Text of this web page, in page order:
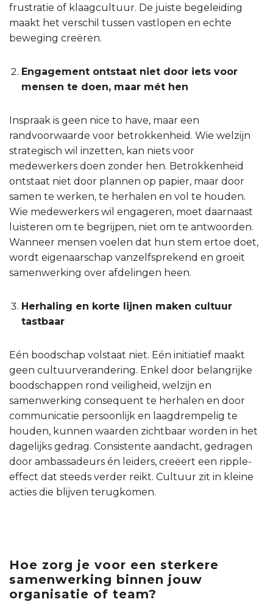
frustratie of klaagcultuur. De juiste begeleiding
maakt het verschil tussen vastlopen en echte
beweging creëren.
Engagement ontstaat niet door iets voor
mensen te doen, maar mét hen
Inspraak is geen nice to have, maar een
randvoorwaarde voor betrokkenheid. Wie welzijn
strategisch wil inzetten, kan niets voor
medewerkers doen zonder hen. Betrokkenheid
ontstaat niet door plannen op papier, maar door
samen te werken, te herhalen en vol te houden.
Wie medewerkers wil engageren, moet daarnaast
luisteren om te begrijpen, niet om te antwoorden.
Wanneer mensen voelen dat hun stem ertoe doet,
wordt eigenaarschap vanzelfsprekend en groeit
samenwerking over afdelingen heen.
Herhaling en korte lijnen maken cultuur
tastbaar
Eén boodschap volstaat niet. Eén initiatief maakt
geen cultuurverandering. Enkel door belangrijke
boodschappen rond veiligheid, welzijn en
samenwerking consequent te herhalen en door
communicatie persoonlijk en laagdrempelig te
houden, kunnen waarden zichtbaar worden in het
dagelijks gedrag. Consistente aandacht, gedragen
door ambassadeurs én leiders, creëert een ripple-
effect dat steeds verder reikt. Cultuur zit in kleine
acties die blijven terugkomen.
Hoe zorg je voor een sterkere
samenwerking binnen jouw
organisatie of team?